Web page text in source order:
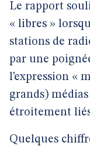
Le rapport
« libres »
stations de
par une
l’expression «
grands)
étroitement
Quelques